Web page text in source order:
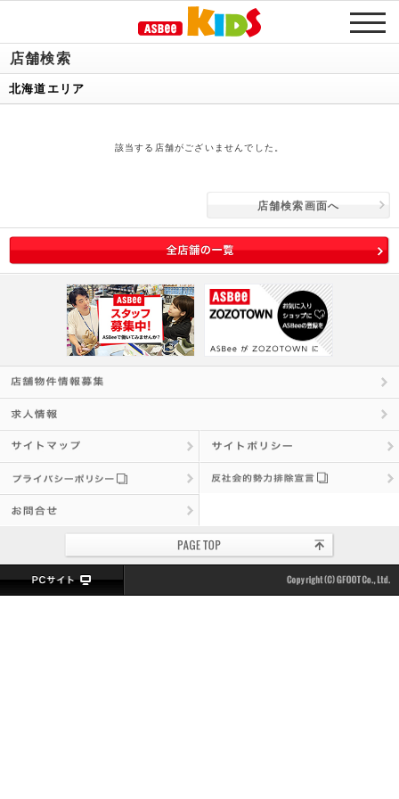
店舗検索
北海道エリア
該当する店舗がございませんでした。
店舗検索画面へ